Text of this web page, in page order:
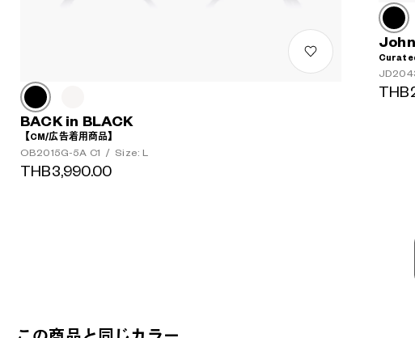
BACK in BLACK
【CM/広告着用商品】
OB2015G-5A C1 / Size: L
THB3,990.00